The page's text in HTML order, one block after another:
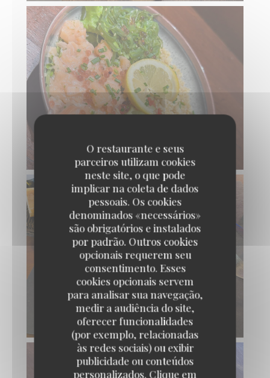
O restaurante e seus
parceiros utilizam cookies
neste site, o que pode
implicar na coleta de dados
pessoais. Os cookies
denominados «necessários»
são obrigatórios e instalados
por padrão. Outros cookies
opcionais requerem seu
consentimento. Esses
cookies opcionais servem
para analisar sua navegação,
medir a audiência do site,
oferecer funcionalidades
(por exemplo, relacionadas
às redes sociais) ou exibir
publicidade ou conteúdos
personalizados. Clique em